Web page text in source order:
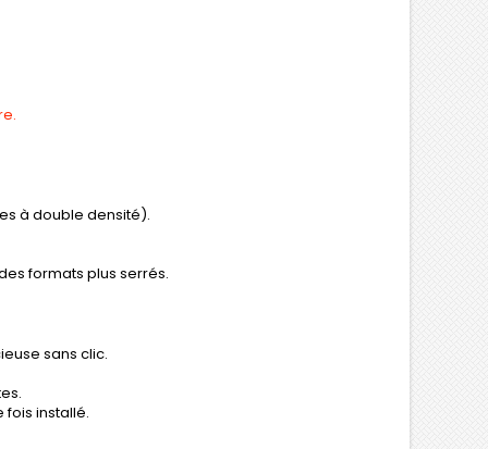
à double densité).
formats plus serrés.
sans clic.
fois installé.